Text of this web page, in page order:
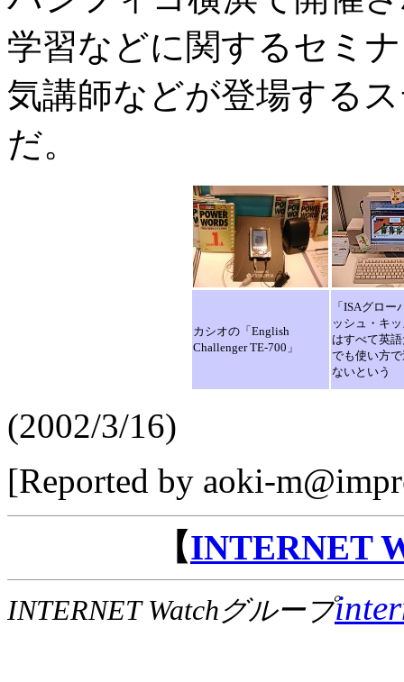
学習などに関するセミ
気講師などが登場する
だ。
カシオの「English
Challenger TE-700」
「ISAグロー
ッシュ・キ
はすべて英
でも使い方
ないという
(2002/3/16)
[Reported by aoki-
【INTERNET
INTERNET Watchグループ